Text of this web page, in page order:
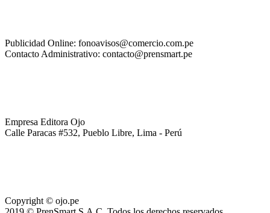
Publicidad Online: fonoavisos@comercio.com.pe
Contacto Administrativo: contacto@prensmart.pe
Empresa Editora Ojo
Calle Paracas #532, Pueblo Libre, Lima - Perú
Copyright © ojo.pe